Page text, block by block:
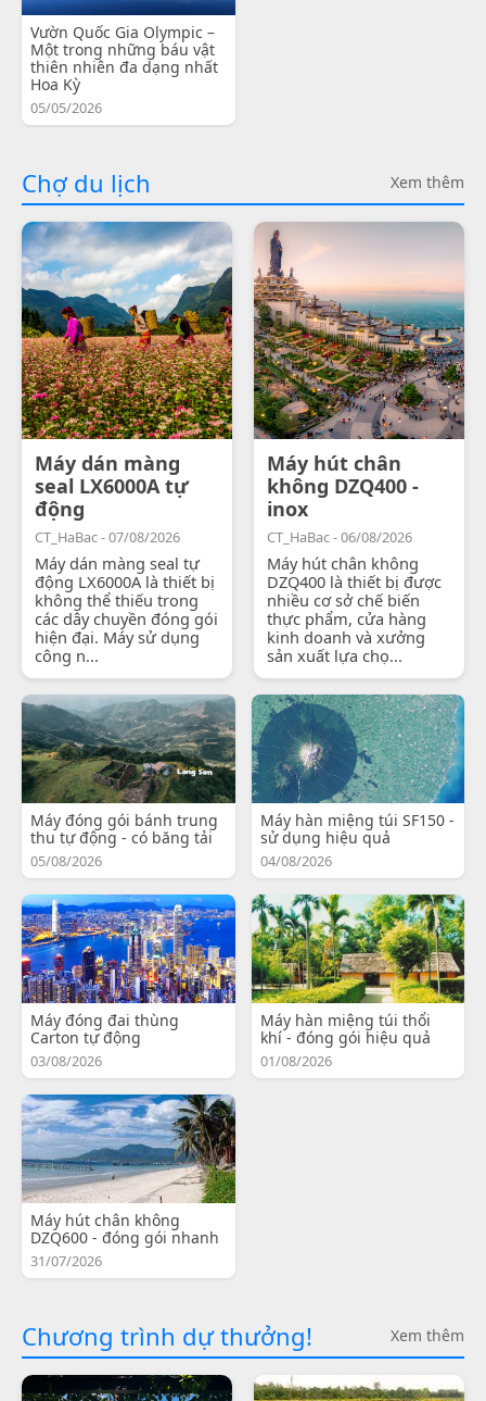
Vườn Quốc Gia Olympic –
Một trong những báu vật
thiên nhiên đa dạng nhất
Hoa Kỳ
05/05/2026
Chợ du lịch Xem thêm
Máy dán màng
seal LX6000A tự
động
CT_HaBac - 07/08/2026
Máy dán màng seal tự
động LX6000A là thiết bị
không thể thiếu trong
các dây chuyền đóng gói
hiện đại. Máy sử dụng
công n...
Máy hút chân
không DZQ400 -
inox
CT_HaBac - 06/08/2026
Máy hút chân không
DZQ400 là thiết bị được
nhiều cơ sở chế biến
thực phẩm, cửa hàng
kinh doanh và xưởng
sản xuất lựa chọ...
Máy đóng gói bánh trung
thu tự động - có băng tải
05/08/2026
Máy hàn miệng túi SF150 -
sử dụng hiệu quả
04/08/2026
Máy đóng đai thùng
Carton tự động
03/08/2026
Máy hàn miệng túi thổi
khí - đóng gói hiệu quả
01/08/2026
Máy hút chân không
DZQ600 - đóng gói nhanh
31/07/2026
Chương trình dự thưởng! Xem thêm